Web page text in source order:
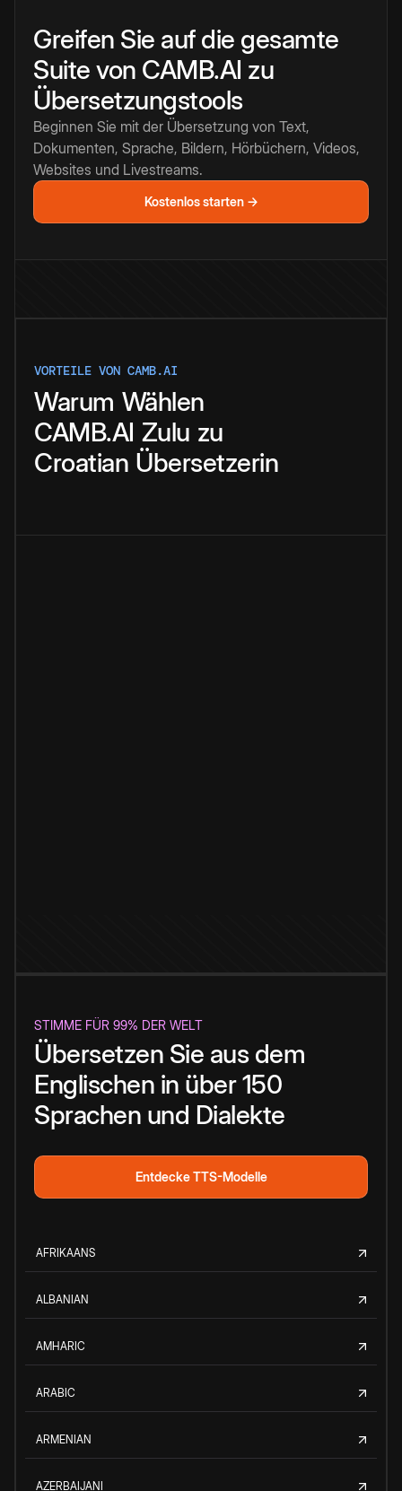
Greifen Sie auf die gesamte
Suite von CAMB.AI zu
Übersetzungstools
Beginnen Sie mit der Übersetzung von Text,
Dokumenten, Sprache, Bildern, Hörbüchern, Videos,
Websites und Livestreams.
Kostenlos starten →
VORTEILE VON CAMB.AI
Warum Wählen
CAMB.AI Zulu zu
Croatian Übersetzerin
STIMME FÜR 99% DER WELT
Übersetzen Sie aus dem
Englischen in über 150
Sprachen und Dialekte
Entdecke TTS-Modelle
AFRIKAANS
ALBANIAN
AMHARIC
ARABIC
ARMENIAN
AZERBAIJANI